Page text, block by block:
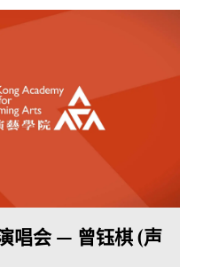
唱会 — 曾钰棋 (声